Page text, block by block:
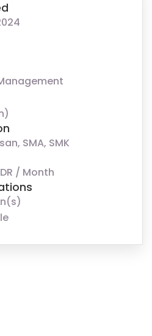
SMA, SMK
/ Month